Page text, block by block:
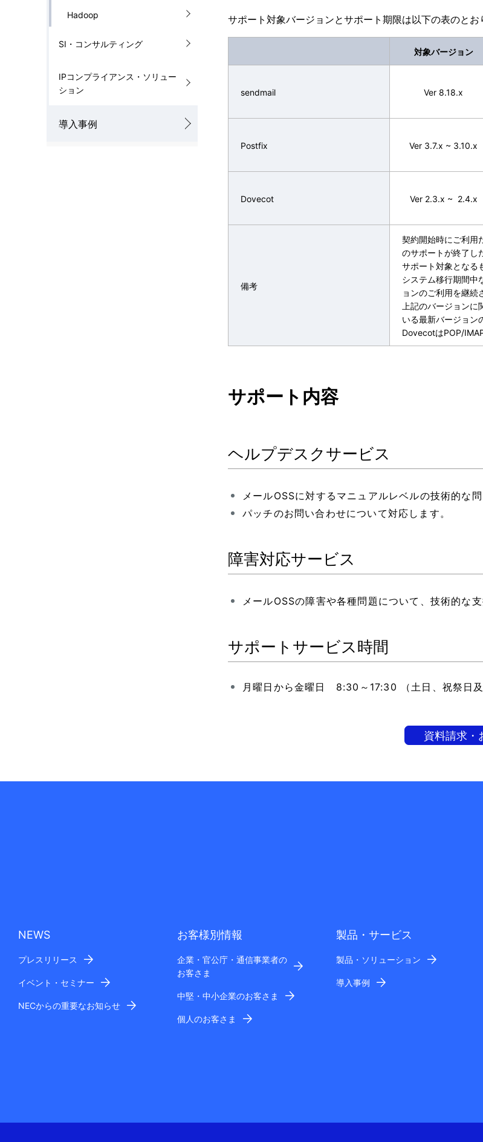
Hadoop
SI・コンサルティング
IPコンプライアンス・ソリュー
ション
導入事例
サポート対象バージョンとサポート期限は以下の表のとお
対象バージョン
sendmail Ver 8.18.x
Postfix Ver 3.7.x ~ 3.10.x
Dovecot Ver 2.3.x ~ 2.4.x
備考
契約開始時にご利用
のサポートが終了し
サポート対象となる
システム移行期間中
ョンのご利用を継続
上記のバージョン
いる最新バージョン
DovecotはPOP/
サポート内容
ヘルプデスクサービス
メールOSSに対するマニュアルレベルの技術的な
パッチのお問い合わせについて対応します。
障害対応サービス
メールOSSの障害や各種問題について、技術的な支
サポートサービス時間
月曜日から金曜日 8:30～17:30 （土日、祝祭日
資料請求・
NEWS
プレスリリース
イベント・セミナー
NECからの重要なお知らせ
お客様別情報
企業・官公庁・通信事業者の
お客さま
中堅・中小企業のお客さま
個人のお客さま
製品・サービス
製品・ソリューション
導入事例